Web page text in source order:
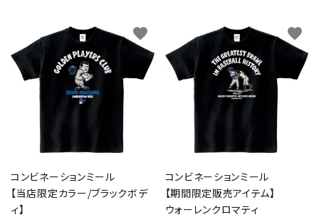
コンビネーションミール
【当店限定カラー/ブラックボデ
ィ】
favorite
コンビネーションミール
【期間限定販売アイテム】
ウォーレンクロマティ
favorite